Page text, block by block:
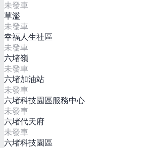
未發車
草濫
未發車
幸福人生社區
未發車
六堵嶺
未發車
六堵加油站
未發車
六堵科技園區服務中心
未發車
六堵代天府
未發車
六堵科技園區